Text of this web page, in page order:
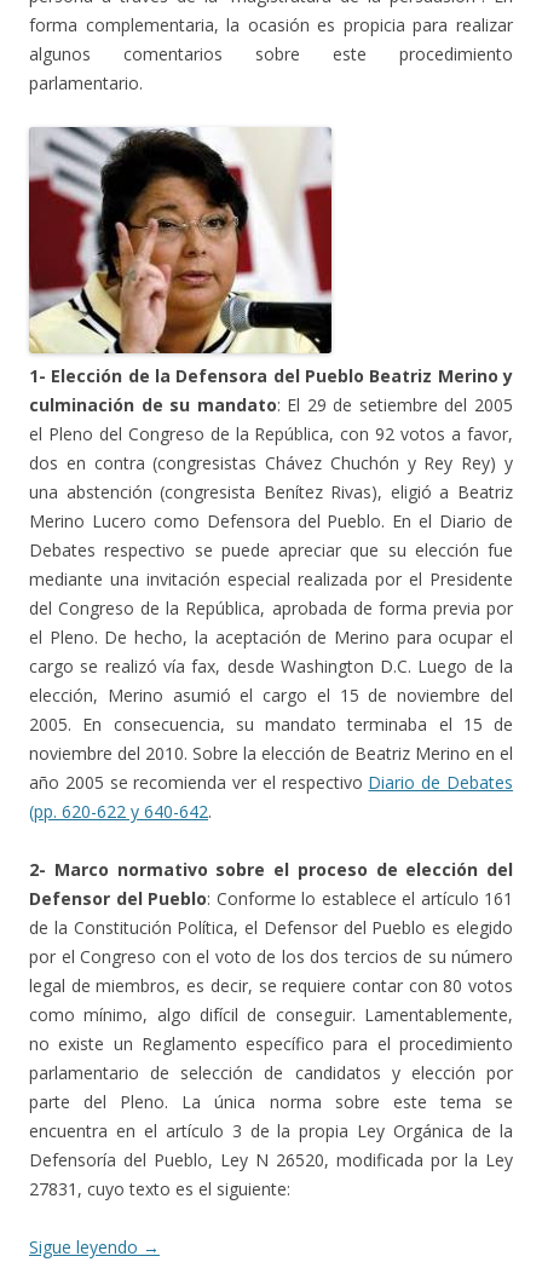
forma complementaria, la ocasión es propicia para realizar
algunos comentarios sobre este procedimiento
parlamentario.
1- Elección de la Defensora del Pueblo Beatriz Merino y
culminación de su mandato: El 29 de setiembre del 2005
el Pleno del Congreso de la República, con 92 votos a favor,
dos en contra (congresistas Chávez Chuchón y Rey Rey) y
una abstención (congresista Benítez Rivas), eligió a Beatriz
Merino Lucero como Defensora del Pueblo. En el Diario de
Debates respectivo se puede apreciar que su elección fue
mediante una invitación especial realizada por el Presidente
del Congreso de la República, aprobada de forma previa por
el Pleno. De hecho, la aceptación de Merino para ocupar el
cargo se realizó vía fax, desde Washington D.C. Luego de la
elección, Merino asumió el cargo el 15 de noviembre del
2005. En consecuencia, su mandato terminaba el 15 de
noviembre del 2010. Sobre la elección de Beatriz Merino en el
año 2005 se recomienda ver el respectivo Diario de Debates
(pp. 620-622 y 640-642.
2- Marco normativo sobre el proceso de elección del
Defensor del Pueblo: Conforme lo establece el artículo 161
de la Constitución Política, el Defensor del Pueblo es elegido
por el Congreso con el voto de los dos tercios de su número
legal de miembros, es decir, se requiere contar con 80 votos
como mínimo, algo difícil de conseguir. Lamentablemente,
no existe un Reglamento específico para el procedimiento
parlamentario de selección de candidatos y elección por
parte del Pleno. La única norma sobre este tema se
encuentra en el artículo 3 de la propia Ley Orgánica de la
Defensoría del Pueblo, Ley N 26520, modificada por la Ley
27831, cuyo texto es el siguiente:
Sigue leyendo →